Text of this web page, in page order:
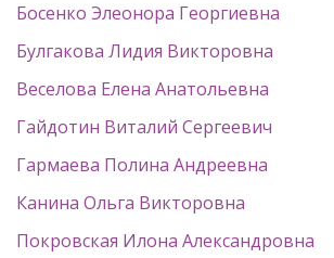
Босенко Элеонора Георгиевна
Булгакова Лидия Викторовна
Веселова Елена Анатольевна
Гайдотин Виталий Сергеевич
Гармаева Полина Андреевна
Канина Ольга Викторовна
Покровская Илона Александровна